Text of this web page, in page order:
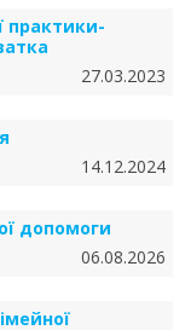
практики-
27.03.2023
14.12.2024
допомоги
06.08.2026